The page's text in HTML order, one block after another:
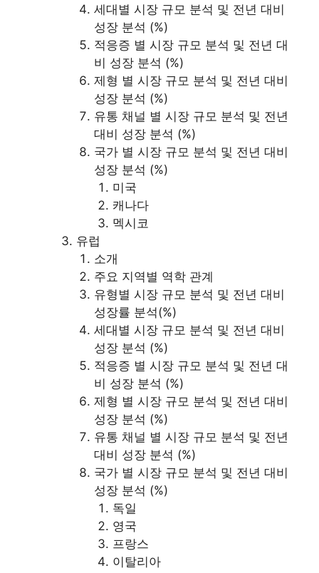
세대별 시장 규모 분석 및 전년 대비
성장 분석 (%)
적응증 별 시장 규모 분석 및 전년 대
비 성장 분석 (%)
제형 별 시장 규모 분석 및 전년 대비
성장 분석 (%)
유통 채널 별 시장 규모 분석 및 전년
대비 성장 분석 (%)
국가 별 시장 규모 분석 및 전년 대비
성장 분석 (%)
미국
캐나다
멕시코
유럽
소개
주요 지역별 역학 관계
유형별 시장 규모 분석 및 전년 대비
성장률 분석(%)
세대별 시장 규모 분석 및 전년 대비
성장 분석 (%)
적응증 별 시장 규모 분석 및 전년 대
비 성장 분석 (%)
제형 별 시장 규모 분석 및 전년 대비
성장 분석 (%)
유통 채널 별 시장 규모 분석 및 전년
대비 성장 분석 (%)
국가 별 시장 규모 분석 및 전년 대비
성장 분석 (%)
독일
영국
프랑스
이탈리아